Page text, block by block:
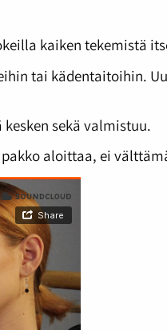
kaiken tekemistä
tai kädentaitoihin.
sekä valmistuu.
aloittaa, ei